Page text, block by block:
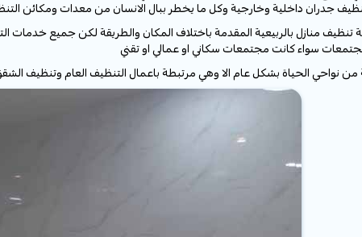
منازل بالربيعية المقدمة باختلاف المكان والطريقة لكن جميع خدمات